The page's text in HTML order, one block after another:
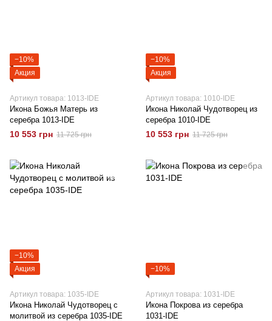
−10%
Акция
Артикул товара: 1013-IDE
Икона Божья Матерь из
серебра 1013-IDE
10 553 грн 11 725 грн
−10%
Акция
Артикул товара: 1010-IDE
Икона Николай Чудотворец из
серебра 1010-IDE
10 553 грн 11 725 грн
−10%
Акция
Артикул товара: 1035-IDE
Икона Николай Чудотворец с
молитвой из серебра 1035-IDE
−10%
Артикул товара: 1031-IDE
Икона Покрова из серебра
1031-IDE